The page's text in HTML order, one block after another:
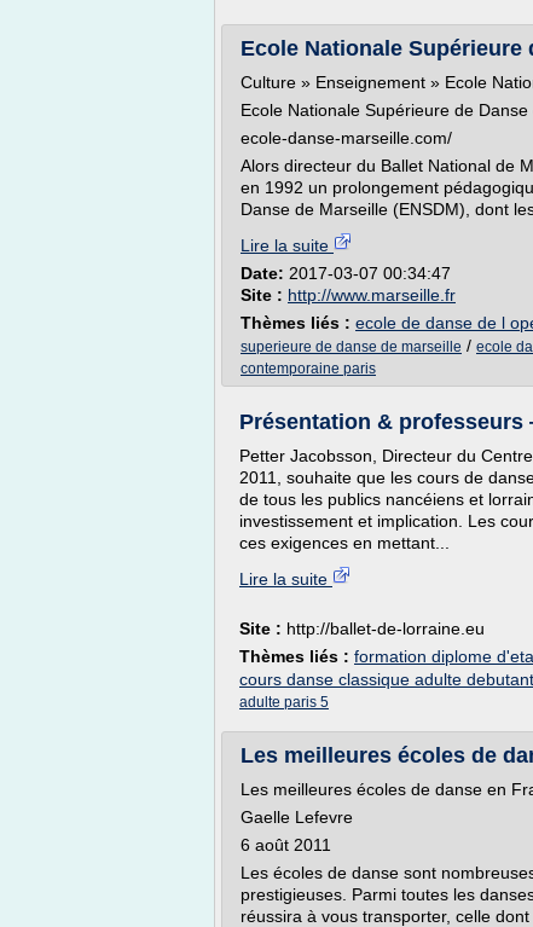
Ecole Nationale Supérieure
Culture » Enseignement » Ecole
Ecole Nationale Supérieure de
ecole-danse-marseille.com/
Alors directeur du Ballet National de
en 1992 un prolongement
Danse de Marseille (ENSDM), dont
Lire la suite
Date: 2017-03-07 00:34:47
Site : http://www.marseille.fr
Thèmes liés : ecole de danse de l
superieure de danse de marseille / ecole
contemporaine paris
Présentation & professeurs
Petter Jacobsson, Directeur du
2011, souhaite que les cours de
de tous les publics nancéiens et
investissement et implication. Les
ces exigences en mettant...
Lire la suite
Site : http://ballet-de-lorraine.eu
Thèmes liés : formation diplome
cours danse classique adulte debutant
adulte paris 5
Les meilleures écoles de
Les meilleures écoles de danse en
Gaelle Lefevre
6 août 2011
Les écoles de danse sont
prestigieuses. Parmi toutes les
réussira à vous transporter, celle